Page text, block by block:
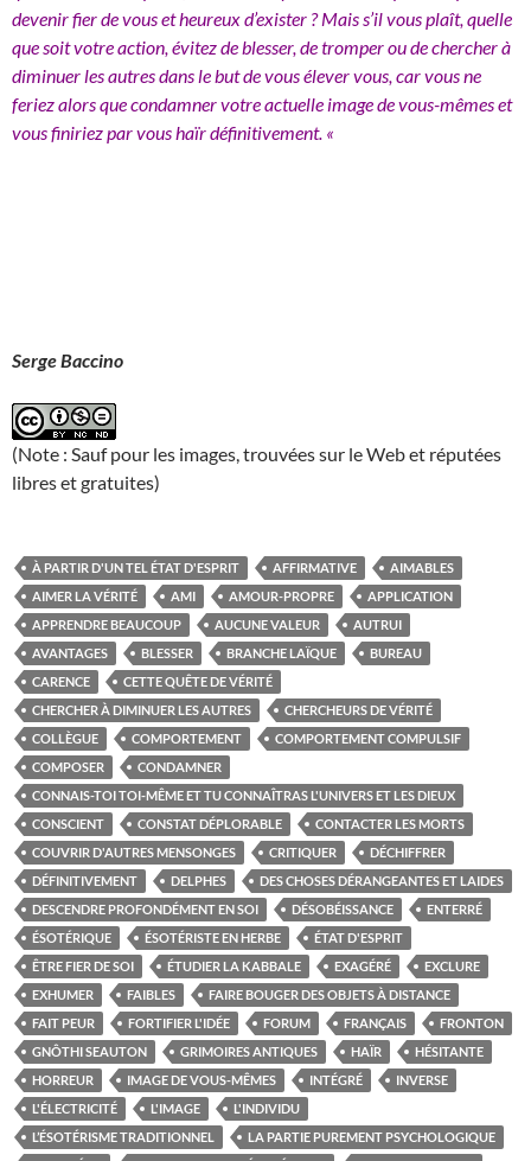
devenir fier de vous et heureux d’exister ? Mais s’il vous plaît, quelle
que soit votre action, évitez de blesser, de tromper ou de chercher à
diminuer les autres dans le but de vous élever vous, car vous ne
feriez alors que condamner votre actuelle image de vous-mêmes et
vous finiriez par vous haïr définitivement. «
Serge Baccino
(Note : Sauf pour les images, trouvées sur le Web et réputées
libres et gratuites)
À PARTIR D'UN TEL ÉTAT D'ESPRIT AFFIRMATIVE
AIMABLES
AIMER LA VÉRITÉ
AMI AMOUR-PROPRE
APPLICATION
APPRENDRE BEAUCOUP
AUCUNE VALEUR
AUTRUI
AVANTAGES
BLESSER BRANCHE LAÏQUE
BUREAU
CARENCE
CETTE QUÊTE DE VÉRITÉ
CHERCHER À DIMINUER LES AUTRES
CHERCHEURS DE VÉRITÉ
COLLÈGUE
COMPORTEMENT
COMPORTEMENT COMPULSIF
COMPOSER
CONDAMNER
CONNAIS-TOI TOI-MÊME ET TU CONNAÎTRAS L'UNIVERS ET LES DIEUX
CONSCIENT
CONSTAT DÉPLORABLE
CONTACTER LES MORTS
COUVRIR D'AUTRES MENSONGES
CRITIQUER
DÉCHIFFRER
DÉFINITIVEMENT
DELPHES
DES CHOSES DÉRANGEANTES ET LAIDES
DESCENDRE PROFONDÉMENT EN SOI
DÉSOBÉISSANCE
ENTERRÉ
ÉSOTÉRIQUE
ÉSOTÉRISTE EN HERBE
ÉTAT D'ESPRIT
ÊTRE FIER DE SOI
ÉTUDIER LA KABBALE EXAGÉRÉ
EXCLURE
EXHUMER
FAIBLES
FAIRE BOUGER DES OBJETS À DISTANCE
FAIT PEUR
FORTIFIER L'IDÉE FORUM FRANÇAIS
FRONTON
GNÔTHI SEAUTON
GRIMOIRES ANTIQUES HAÏR
HÉSITANTE
HORREUR
IMAGE DE VOUS-MÊMES INTÉGRÉ
INVERSE
L'ÉLECTRICITÉ
L'IMAGE
L'INDIVIDU
L’ÉSOTÉRISME TRADITIONNEL
LA PARTIE PUREMENT PSYCHOLOGIQUE